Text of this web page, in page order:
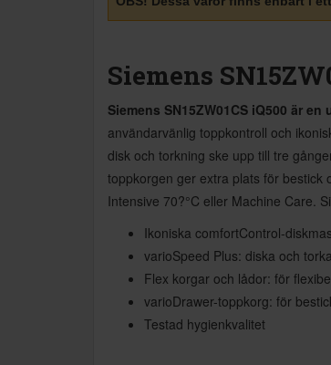
Siemens
Siemens SN15ZW01CS iQ500 är
användarvänlig toppkontroll och
disk och torkning ske upp till tre
toppkorgen ger extra plats för bestick
Intensive 70?°C eller Machine Care.
Ikoniska comfortControl-
varioSpeed Plus: diska och
Flex korgar och lådor: för
varioDrawer-toppkorg: för
Testad hygienkvalitet